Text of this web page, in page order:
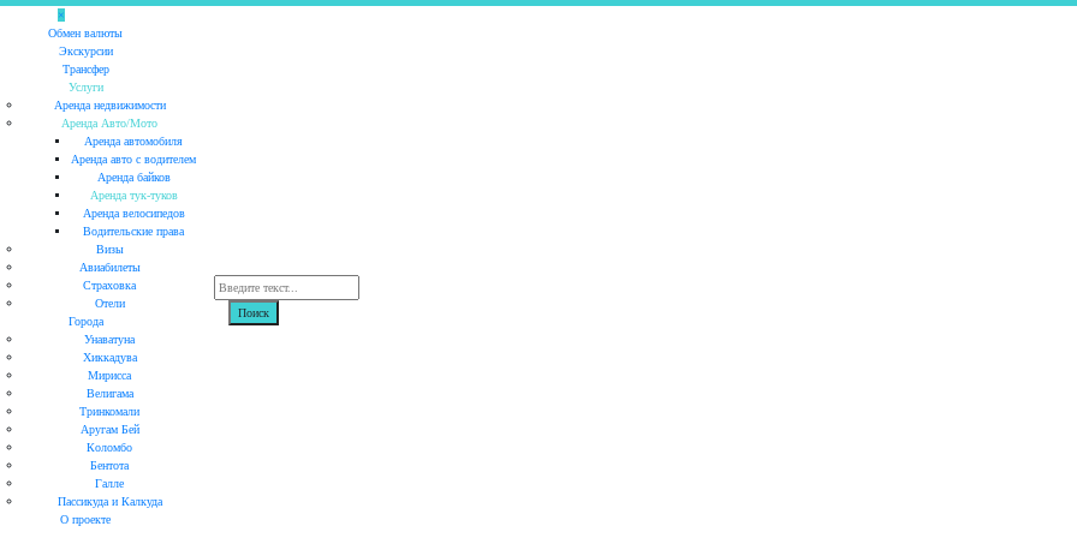
×
Обмен валюты
Экскурсии
Трансфер
Услуги
Аренда недвижимости
Аренда Авто/Мото
Аренда автомобиля
Аренда авто с водителем
Аренда байков
Аренда тук-туков
Аренда велосипедов
Водительские права
Визы
Авиабилеты
Страховка
Отели
Города
Унаватуна
Хиккадува
Мирисса
Велигама
Тринкомали
Аругам Бей
Коломбо
Бентота
Галле
Пассикуда и Калкуда
О проекте